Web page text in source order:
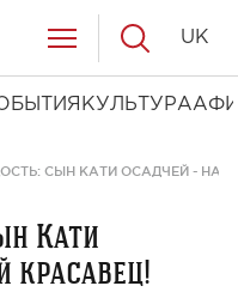
КУЛЬТУРА
UK
СЫН КАТИ ОСАДЧЕЙ -
Кати
красавец!